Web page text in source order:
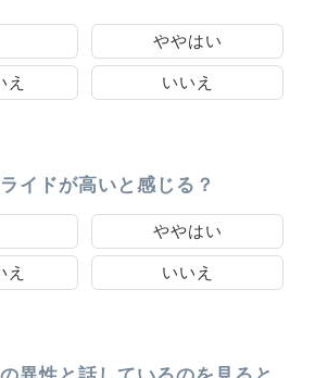
ややはい
え いいえ
イドが高いと感じる？
ややはい
え いいえ